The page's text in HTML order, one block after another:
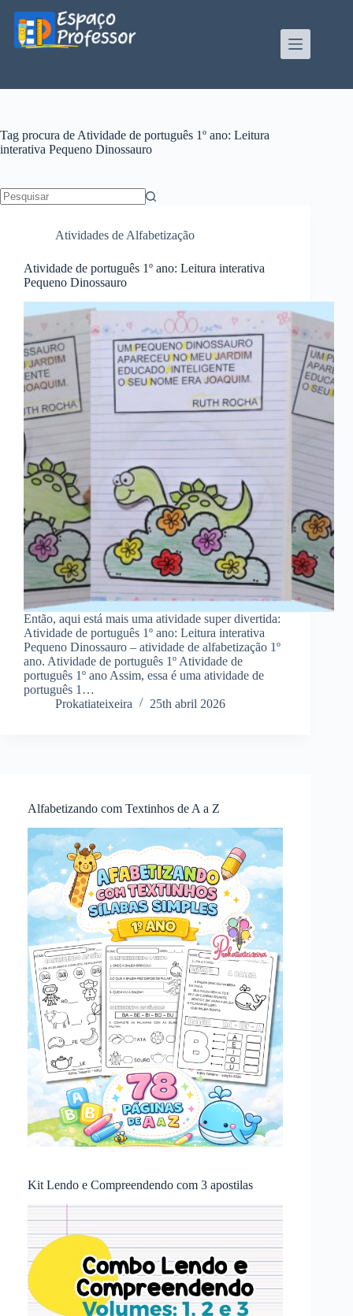
para
conteúdo
Tag procura de Atividade de português 1º ano: Leitura
interativa Pequeno Dinossauro
Atividades de Alfabetização
Atividade de português 1º ano: Leitura interativa
Pequeno Dinossauro
Então, aqui está mais uma atividade super divertida:
Atividade de português 1º ano: Leitura interativa
Pequeno Dinossauro – atividade de alfabetização 1º
ano. Atividade de português 1º Atividade de
português 1º ano Assim, essa é uma atividade de
português 1…
Prokatiateixeira
25th abril 2026
Alfabetizando com Textinhos de A a Z
Kit Lendo e Compreendendo com 3 apostilas